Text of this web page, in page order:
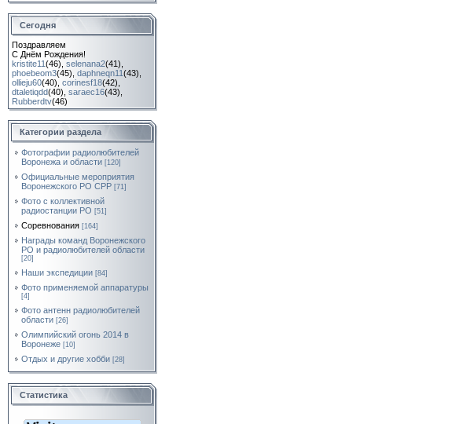
Сегодня
Поздравляем
С Днём Рождения!
kristite11(46) selenana2(41)
phoebeom3(45) daphneqn11(43)
ollieju60(40) corinesf18(42)
dtaletiqdd(40) saraec16(43)
Rubberdtv(46)
Категории раздела
Фотографии радиолюбителей
Воронежа и области [120]
Официальные мероприятия
Воронежского РО СРР [71]
Фото с коллективной
радиостанции РО [51]
Соревнования [164]
Награды команд Воронежского
РО и радиолюбителей области
[20]
Наши экспедиции [84]
Фото применяемой аппаратуры
[4]
Фото антенн радиолюбителей
области [26]
Олимпийский огонь 2014 в
Воронеже [10]
Отдых и другие хобби [28]
Статистика